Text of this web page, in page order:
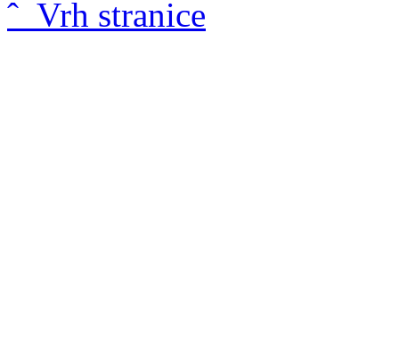
ˆ Vrh stranice